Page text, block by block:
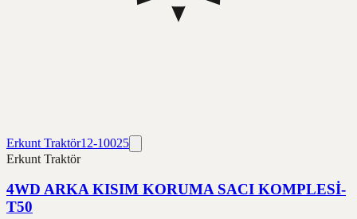
Erkunt Traktör12-10025
Erkunt Traktör
4WD ARKA KISIM KORUMA SACI KOMPLESİ-
T50